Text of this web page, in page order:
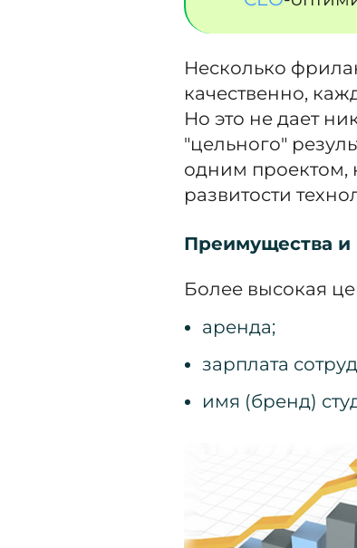
Несколько
качественно,
Но это не дает
"цельного"
одним проектом,
развитости
Преимущества и
Более высокая
аренда;
зарплата
имя (бренд)